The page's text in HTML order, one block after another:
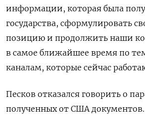
информации, которая была
государства, ‌сформулировать
позицию и продолжить наши
в самое ближайшее время по
каналам, которые сейчас
Песков отказался говорить о
⁠полученных от США документов.